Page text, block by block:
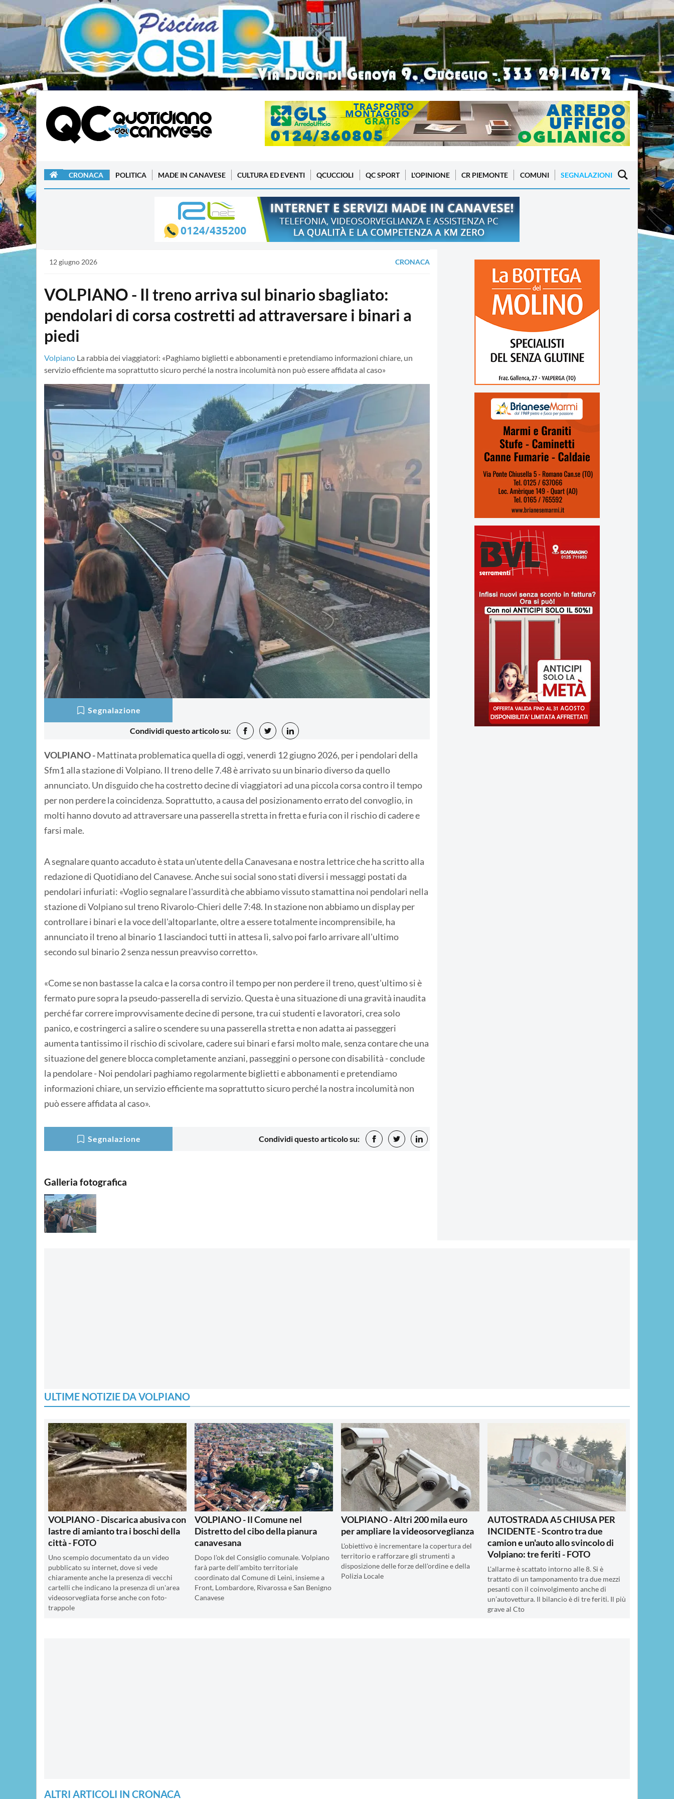
CRONACA POLITICA MADE IN CANAVESE CULTURA ED EVENTI QCUCCIOLI QC SPORT L'OPINIONE CR PIEMONTE COMUNI SEGNALAZIONI
12 giugno 2026 CRONACA
VOLPIANO - Il treno arriva sul binario sbagliato:
pendolari di corsa costretti ad attraversare i binari a
piedi
Volpiano La rabbia dei viaggiatori: «Paghiamo biglietti e abbonamenti e pretendiamo informazioni chiare, un
servizio efficiente ma soprattutto sicuro perché la nostra incolumità non può essere affidata al caso»
Segnalazione
Condividi questo articolo su:
VOLPIANO -Mattinata problematica quella di oggi, venerdì 12 giugno 2026, per i pendolari della
Sfm1 alla stazione di Volpiano. Il treno delle 7.48 è arrivato su un binario diverso da quello
annunciato. Un disguido che ha costretto decine di viaggiatori ad una piccola corsa contro il tempo
per non perdere la coincidenza. Soprattutto, a causa del posizionamento errato del convoglio, in
molti hanno dovuto ad attraversare una passerella stretta in fretta e furia con il rischio di cadere e
farsi male.
A segnalare quanto accaduto è stata un'utente della Canavesana e nostra lettrice che ha scritto alla
redazione di Quotidiano del Canavese. Anche sui social sono stati diversi i messaggi postati da
pendolari infuriati: «Voglio segnalare l'assurdità che abbiamo vissuto stamattina noi pendolari nella
stazione di Volpiano sul treno Rivarolo-Chieri delle 7:48. In stazione non abbiamo un display per
controllare i binari e la voce dell'altoparlante, oltre a essere totalmente incomprensibile, ha
annunciato il treno al binario 1 lasciandoci tutti in attesa lì, salvo poi farlo arrivare all'ultimo
secondo sul binario 2 senza nessun preavviso corretto».
«Come se non bastasse la calca e la corsa contro il tempo per non perdere il treno, quest'ultimo si è
fermato pure sopra la pseudo-passerella di servizio. Questa è una situazione di una gravità inaudita
perché far correre improvvisamente decine di persone, tra cui studenti e lavoratori, crea solo
panico, e costringerci a salire o scendere su una passerella stretta e non adatta ai passeggeri
aumenta tantissimo il rischio di scivolare, cadere sui binari e farsi molto male, senza contare che una
situazione del genere blocca completamente anziani, passeggini o persone con disabilità - conclude
la pendolare - Noi pendolari paghiamo regolarmente biglietti e abbonamenti e pretendiamo
informazioni chiare, un servizio efficiente ma soprattutto sicuro perché la nostra incolumità non
può essere affidata al caso».
Segnalazione Condividi questo articolo su:
Galleria fotografica
ULTIME NOTIZIE DA VOLPIANO
VOLPIANO - Discarica abusiva con
lastre di amianto tra i boschi della
città - FOTO
Uno scempio documentato da un video
pubblicato su internet, dove si vede
chiaramente anche la presenza di vecchi
cartelli che indicano la presenza di un'area
videosorvegliata forse anche con foto-
trappole
VOLPIANO - Il Comune nel
Distretto del cibo della pianura
canavesana
Dopo l'ok del Consiglio comunale. Volpiano
farà parte dell’ambito territoriale
coordinato dal Comune di Leinì, insieme a
Front, Lombardore, Rivarossa e San Benigno
Canavese
VOLPIANO - Altri 200 mila euro
per ampliare la videosorveglianza
L'obiettivo è incrementare la copertura del
territorio e rafforzare gli strumenti a
disposizione delle forze dell'ordine e della
Polizia Locale
AUTOSTRADA A5 CHIUSA PER
INCIDENTE - Scontro tra due
camion e un'auto allo svincolo di
Volpiano: tre feriti - FOTO
L'allarme è scattato intorno alle 8. Si è
trattato di un tamponamento tra due mezzi
pesanti con il coinvolgimento anche di
un’autovettura. Il bilancio è di tre feriti. Il più
grave al Cto
ALTRI ARTICOLI IN CRONACA